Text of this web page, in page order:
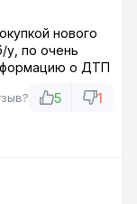
нового
у, по очень
о ДТП
5 1